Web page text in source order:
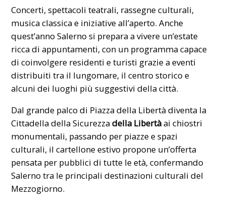
Concerti, spettacoli teatrali, rassegne culturali,
musica classica e iniziative all’aperto. Anche
quest’anno Salerno si prepara a vivere un’estate
ricca di appuntamenti, con un programma capace
di coinvolgere residenti e turisti grazie a eventi
distribuiti tra il lungomare, il centro storico e
alcuni dei luoghi più suggestivi della città.
Dal grande palco di Piazza della Libertà diventa la
Cittadella della Sicurezzadella Libertàai chiostri
monumentali, passando per piazze e spazi
culturali, il cartellone estivo propone un’offerta
pensata per pubblici di tutte le età, confermando
Salerno tra le principali destinazioni culturali del
Mezzogiorno.